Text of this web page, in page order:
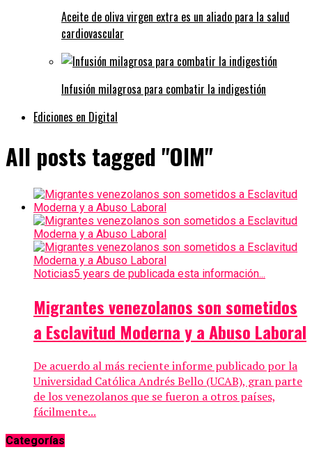
Aceite de oliva virgen extra es un aliado para la salud
cardiovascular
Infusión milagrosa para combatir la indigestión
Ediciones en Digital
All posts tagged "OIM"
Noticias5 years de publicada esta información...
Migrantes venezolanos son sometidos
a Esclavitud Moderna y a Abuso Laboral
De acuerdo al más reciente informe publicado por la
Universidad Católica Andrés Bello (UCAB), gran parte
de los venezolanos que se fueron a otros países,
fácilmente...
Categorías